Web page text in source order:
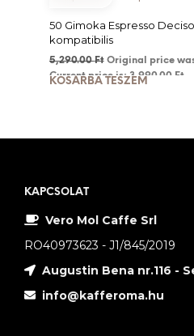
50 Gimoka Espresso
kompatibilis
5,290.00Ft Original price
Current price is: 3,990.00 Ft.
KOSÁRBA TESZEM
KAPCSOLAT
Vero Mol Caffe Srl
RO40973623 - J1/845/2019
Augustin Bena nr.116 -
info@kafferoma.hu